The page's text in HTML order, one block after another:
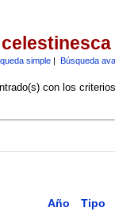
simple| Búsqueda
con los
Año Tipo